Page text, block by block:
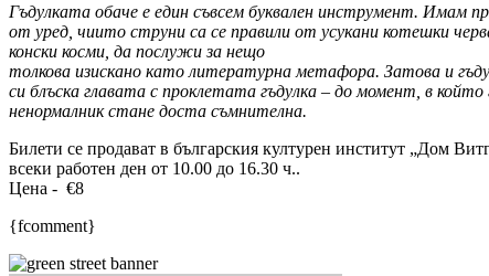
Гъдулката обаче е един съвсем буквален инструмент. Имам
от уред, чиито струни са се правили от усукани котешки
конски косми, да послужи за нещо
толкова изискано като литературна метафора. Затова и
си блъска главата с проклетата гъдулка – до момент, в
ненормалник стане доста съмнителна.
Билети се продават в българския културен институт „Дом
всеки работен ден от 10.00 до 16.30 ч..
Цена - €8
{fcomment}